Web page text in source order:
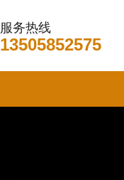
服务热线
13505852575